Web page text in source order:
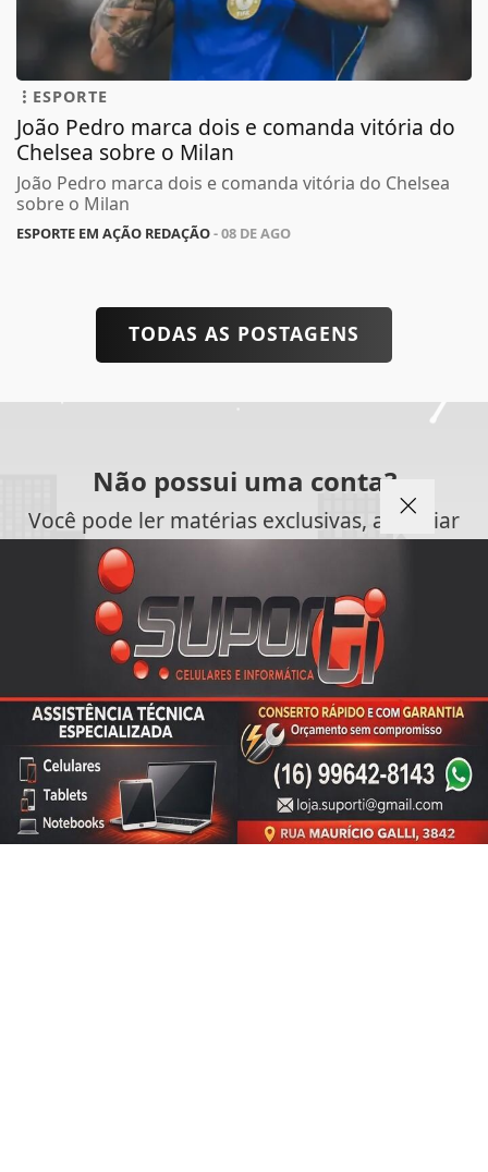
ESPORTE
João Pedro marca dois e comanda vitória do
Chelsea sobre o Milan
João Pedro marca dois e comanda vitória do Chelsea
sobre o Milan
ESPORTE EM AÇÃO REDAÇÃO- 08 DE AGO
TODAS AS POSTAGENS
Não possui uma conta?
Você pode ler matérias exclusivas, anunciar
classificados e muito mais!
CRIAR MINHA CONTA
SIGAESPORTE EM AÇÃONAS REDES SOCIAIS
Termos de Uso e Privacidade
Esse site utiliza cookies para melhorar sua
experiência de navegação. Ao continuar o acesso,
entendemos que você concorda com nossos Termos
de Uso e Privacidade.
PARA MAIS INFORMAÇÕES,
ACESSE NOSSOS TERMOS
CLICANDO AQUI
PROSSEGUIR